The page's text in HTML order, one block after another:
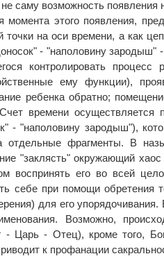
саму возможность появления
момента этого появления,
точки на оси времени, а как
- "наполовину зародыш"
контролировать
ему функции),
ребенка обратно;
времени осуществляется
- "наполовину зародыш"),
отдельные фрагменты. В
"заклясть" окружающий
воспринять его во всей
себе при помощи обретения
для его
Возможно,
- Царь - Отец), кроме того,
к профанации